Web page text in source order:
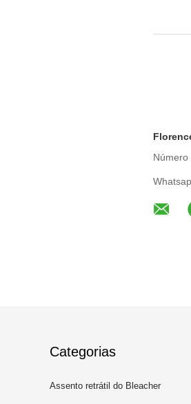
Número
Categorias
Assento retrátil do Bleacher